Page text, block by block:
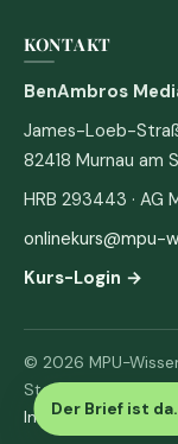
Der Brief ist
KONTAKT
BenAmbros
James-Loeb-
82418 Murnau am
HRB 293443 · AG
onlinekurs@mpu-
Kurs-Login →
© 2026 MPU-
Staffelsee
Impressum·